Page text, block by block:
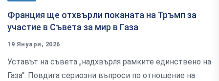
Франция ще отхвърли поканата на Тръмп за
участие в Съвета за мир в Газа
19 Януари, 2026
Уставът на съвета „надхвърля рамките единствено на
Газа“. Повдига сериозни въпроси по отношение на